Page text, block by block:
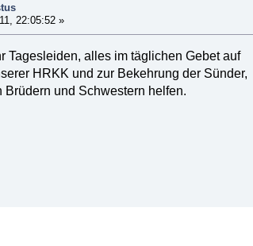
22:05:52 »
alles im täglichen Gebet auf
HRKK und zur Bekehrung der Sünder,
und Schwestern helfen.